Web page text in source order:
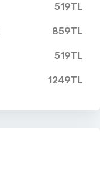
519TL
859TL
519TL
1249TL